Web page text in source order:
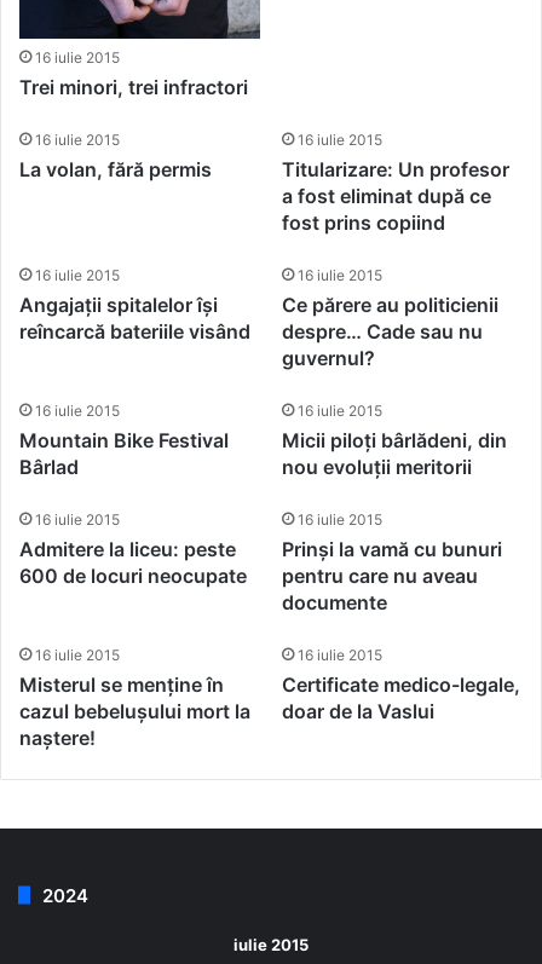
16 iulie 2015
Trei minori, trei infractori
16 iulie 2015
La volan, fără permis
16 iulie 2015
Titularizare: Un profesor
a fost eliminat după ce
fost prins copiind
16 iulie 2015
Angajații spitalelor își
reîncarcă bateriile visând
16 iulie 2015
Ce părere au politicienii
despre… Cade sau nu
guvernul?
16 iulie 2015
Mountain Bike Festival
Bârlad
16 iulie 2015
Micii piloți bârlădeni, din
nou evoluții meritorii
16 iulie 2015
Admitere la liceu: peste
600 de locuri neocupate
16 iulie 2015
Prinși la vamă cu bunuri
pentru care nu aveau
documente
16 iulie 2015
Misterul se menține în
cazul bebelușului mort la
naștere!
16 iulie 2015
Certificate medico-legale,
doar de la Vaslui
2024
iulie 2015